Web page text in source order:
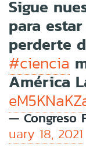
Sigue
para
perderte
#ciencia
América
— Congreso
uary 18, 2021